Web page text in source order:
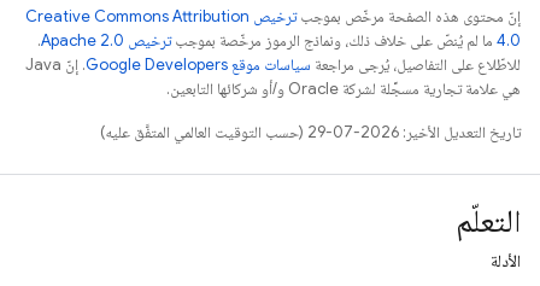
إنّ محتوى هذه الصفحة مرخّص بموجب
ترخيص Creative Commons Attribution
4.0‏ ما لم يُنصّ على خلاف ذلك، ونماذج الرموز مرخّصة بموجبترخيص Apache 2.0‏
.
للاطّلاع على التفاصيل، يُرجى مراجعة سياسات موقع Google Developers‏
. إنّ Java
هي علامة تجارية مسجَّلة لشركة Oracle و/أو شركائها التابعين.
تاريخ التعديل الأخير: 2026-07-29 (حسب التوقيت العالمي المتفَّق عليه)
التعلّم
الأدلة